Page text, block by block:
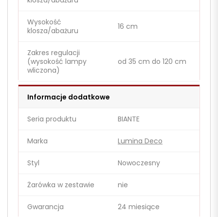
Wysokość
klosza/abażuru
16 cm
Zakres regulacji
(wysokość lampy
wliczona)
od 35 cm do 120 cm
Informacje dodatkowe
Seria produktu BIANTE
Marka Lumina Deco
Styl Nowoczesny
Żarówka w zestawie nie
Gwarancja 24 miesiące